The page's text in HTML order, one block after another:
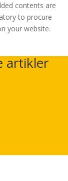
contents are
to procure
your website.
artikler